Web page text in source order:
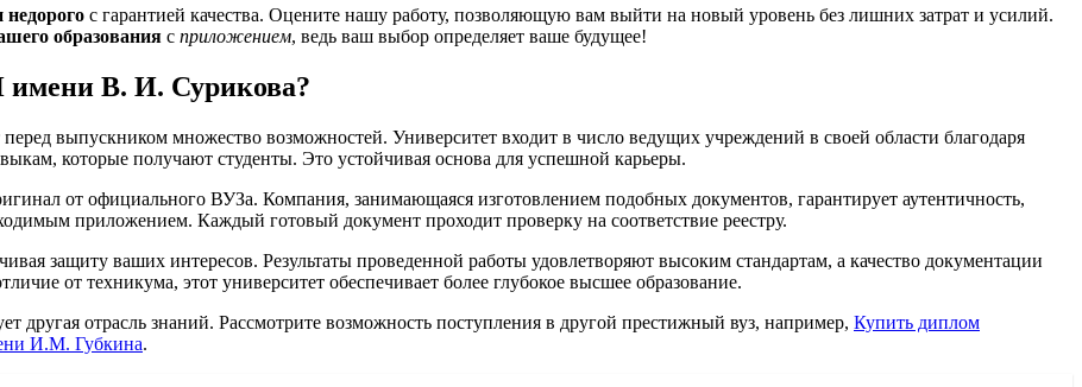
недорого с гарантией качества. Оцените нашу работу, позволяющую вам выйти на новый уровень без лишних затрат и усилий.
образования с приложением, ведь ваш выбор определяет ваше будущее!
В. И. Сурикова?
выпускником множество возможностей. Университет входит в число ведущих учреждений в своей области благодаря
которые получают студенты. Это устойчивая основа для успешной карьеры.
от официального ВУЗа. Компания, занимающаяся изготовлением подобных документов, гарантирует аутентичность,
приложением. Каждый готовый документ проходит проверку на соответствие реестру.
защиту ваших интересов. Результаты проведенной работы удовлетворяют высоким стандартам, а качество документации
от техникума, этот университет обеспечивает более глубокое высшее образование.
другая отрасль знаний. Рассмотрите возможность поступления в другой престижный вуз, например, Купить диплом
И.М. Губкина.